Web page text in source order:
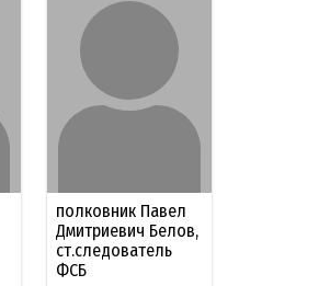
полковник Павел
Дмитриевич Белов,
ст.следователь
ФСБ